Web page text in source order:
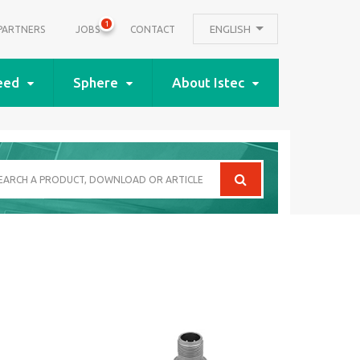
JOBS
1
CONTACT ENGLISH
Sphere About Istec